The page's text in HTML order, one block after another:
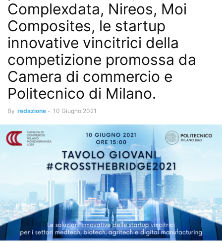
Complexdata, Nireos, Moi
Composites, le startup
innovative vincitrici della
competizione promossa da
Camera di commercio e
Politecnico di Milano.
By redazione - 10 Giugno 2021